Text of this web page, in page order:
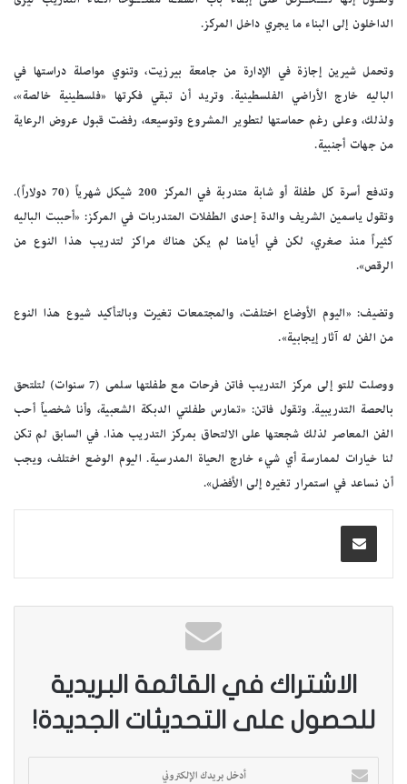
الداخلون إلى البناء ما يجري داخل المركز.
وتحمل شيرين إجازة في الإدارة من جامعة بيرزيت، وتنوي مواصلة دراستها في
الباليه خارج الأراضي الفلسطينية. وتريد أن تبقي فكرتها «فلسطينية خالصة»،
ولذلك، وعلى رغم حماستها لتطوير المشروع وتوسيعه، رفضت قبول عروض الرعاية
من جهات أجنبية.
وتدفع أسرة كل طفلة أو شابة متدربة في المركز 200 شيكل شهرياً (70 دولاراً).
وتقول ياسمين الشريف والدة إحدى الطفلات المتدربات في المركز: «أحببت الباليه
كثيراً منذ صغري، لكن في أيامنا لم يكن هناك مراكز لتدريب هذا النوع من
الرقص».
وتضيف: «اليوم الأوضاع اختلفت، والمجتمعات تغيرت وبالتأكيد شيوع هذا النوع
من الفن له آثار إيجابية».
ووصلت للتو إلى مركز التدريب فاتن فرحات مع طفلتها سلمى (7 سنوات) لتلتحق
بالحصة التدريبية. وتقول فاتن: «تمارس طفلتي الدبكة الشعبية، وأنا شخصياً أحب
الفن المعاصر لذلك شجعتها على الالتحاق بمركز التدريب هذا. في السابق لم تكن
لنا خيارات لممارسة أي شيء خارج الحياة المدرسية. اليوم الوضع اختلف، ويجب
أن نساعد في استمرار تغيره إلى الأفضل».
الاشتراك في القائمة البريدية
للحصول على التحديثات الجديدة!